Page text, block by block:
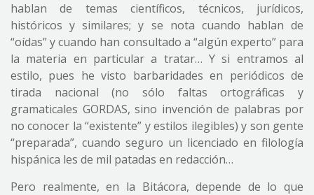
hablan de temas científicos, técnicos, jurídicos,
históricos y similares; y se nota cuando hablan de
“oídas” y cuando han consultado a “algún experto” para
la materia en particular a tratar… Y si entramos al
estilo, pues he visto barbaridades en periódicos de
tirada nacional (no sólo faltas ortográficas y
gramaticales GORDAS, sino invención de palabras por
no conocer la “existente” y estilos ilegibles) y son gente
“preparada”, cuando seguro un licenciado en filología
hispánica les de mil patadas en redacción…
Pero realmente, en la Bitácora, depende de lo que